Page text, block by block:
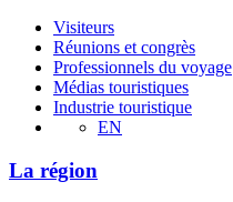
Visiteurs
Réunions et congrès
Professionnels du voyage
Médias touristiques
Industrie touristique
EN
La région